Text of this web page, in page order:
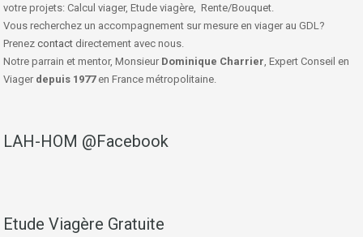
votre projets: Calcul viager, Etude viagère, Rente/Bouquet.
Vous recherchez un accompagnement sur mesure en viager au GDL?
Prenez contact directement avec nous.
Notre parrain et mentor, Monsieur Dominique Charrier , Expert Conseil en
Viager depuis 1977 en France métropolitaine.
LAH-HOM @Facebook
Etude Viagère Gratuite